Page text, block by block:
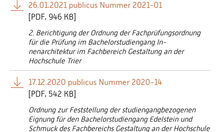
26.01.2021 publicus Nummer 2021-01
PDF 946 KB]
2. Berichtigung der Ordnung der Fachprüfungsordnung
für die Prüfung im Bachelorstudiengang In-
nenarchitektur im Fachbereich Gestaltung an der
Hochschule Trier
17.12.2020 publicus Nummer 2020-14
PDF 542 KB]
Ordnung zur Feststellung der studiengangbezogenen
Eignung für den Bachelorstudiengang Edelstein und
Schmuck des Fachbereichs Gestaltung an der Hochschule